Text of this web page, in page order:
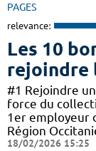
PAGES
relevance:
Les 10
rejoindre
#1 Rejoindre
force du
1er employeur
Région
18/02/2026 15:25